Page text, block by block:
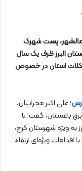
پست ۴۰۰ کیلو وات کمالشهر، پست شهرک
پست ۲۳۰ ولت در استان البرز ظرف یک سال
استان در خصوص
؛ علی اکبر محرابیان،
پست ۴۰۰ کیلووات برق باغستان، گفت: با
ویژه شهرستان کرج،
ویژه‌ای ارتقاء